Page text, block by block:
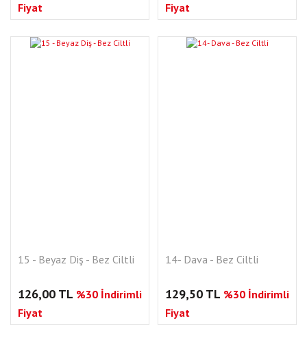
Fiyat
Fiyat
15 - Beyaz Diş - Bez Ciltli
126,00 TL %30 İndirimli
Fiyat
14- Dava - Bez Ciltli
129,50 TL %30 İndirimli
Fiyat